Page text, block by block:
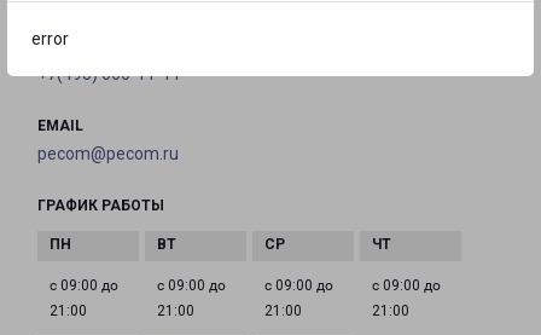
error
ТЕЛЕФОН
+7(495) 660-11-11
EMAIL
pecom@pecom.ru
ГРАФИК РАБОТЫ
с 09:00 до
21:00
с 09:00 до
21:00
с 09:00 до
21:00
с 09:00 до
21:00